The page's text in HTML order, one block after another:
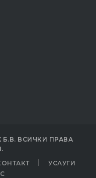
ВСИЧКИ ПРАВА
УСЛУГИ